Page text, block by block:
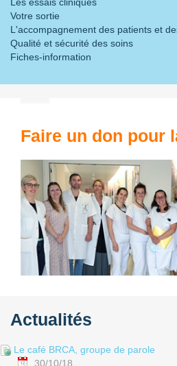
Votre sortie
L'accompagnement des patients et
Qualité et sécurité des soins
Fiches-information
Faire un don pour
Actualités
Le café BRCA, groupe de parole
30/10/18